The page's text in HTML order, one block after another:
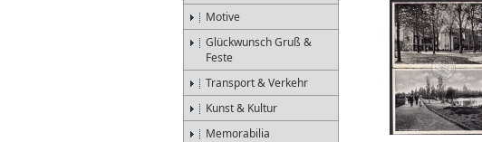
Motive
Glückwunsch Gruß &
Feste
Transport & Verkehr
Kunst & Kultur
Memorabilia